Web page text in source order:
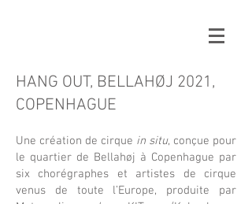
HANG OUT, BELLAHØJ 2021,
COPENHAGUE
Une création de cirque in situ, conçue pour
le quartier de Bellahøj à Copenhague par
six chorégraphes et artistes de cirque
venus de toute l’Europe, produite par